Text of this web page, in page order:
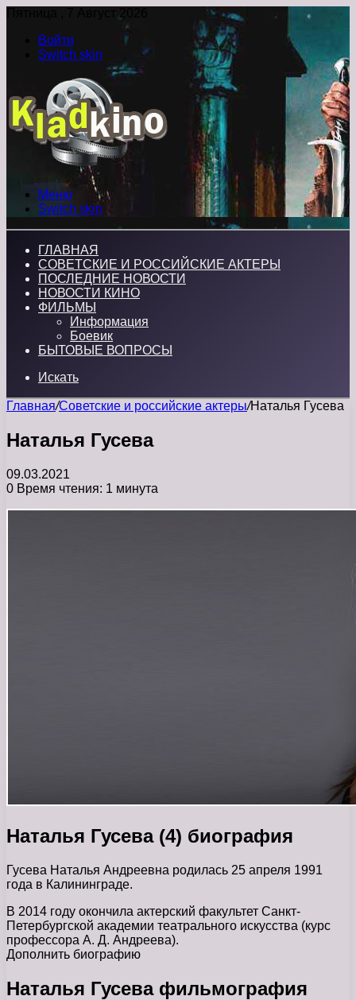
Пятница , 7 Август 2026
Войти
Switch skin
Меню
Switch skin
ГЛАВНАЯ
СОВЕТСКИЕ И РОССИЙСКИЕ АКТЕРЫ
ПОСЛЕДНИЕ НОВОСТИ
НОВОСТИ КИНО
ФИЛЬМЫ
Информация
Боевик
БЫТОВЫЕ ВОПРОСЫ
Искать
Главная/Советские и российские актеры/Наталья Гусева
Наталья Гусева
09.03.2021
0 Время чтения: 1 минута
Наталья Гусева (4) биография
Гусева Наталья Андреевна родилась 25 апреля 1991
года в Калининграде.
В 2014 году окончила актерский факультет Санкт-
Петербургской академии театрального искусства (курс
профессора А. Д. Андреева).
Дополнить биографию
Наталья Гусева фильмография